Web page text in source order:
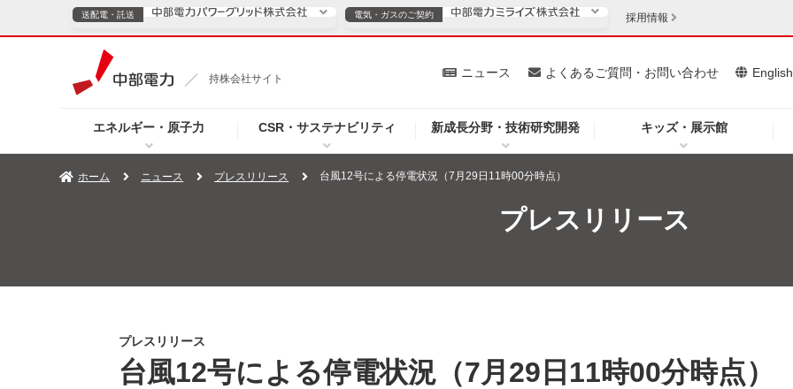
持株会社サイト
エネルギー・原子力 CSR・サステナビリティ 新成長分野・技術研究開発 キッズ・展示館
ニュース よくあるご質問・お問い合わせ English
送配電・託送
TOPページへ ご案内 安定供給
企業情報
電気・ガスのご契約
電気・ガスのご契約
TOPページへ 個人のお客さま 法人のお客さま
採用情報
ホーム ニュース プレスリリース 台風12号による停電状況（7月29日11時00分時点）
プレスリリース
プレスリリース
台風12号による停電状況（7月29日11時00分時点）